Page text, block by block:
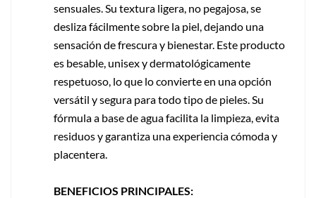
sensuales. Su textura ligera, no pegajosa, se
desliza fácilmente sobre la piel, dejando una
sensación de frescura y bienestar. Este producto
es besable, unisex y dermatológicamente
respetuoso, lo que lo convierte en una opción
versátil y segura para todo tipo de pieles. Su
fórmula a base de agua facilita la limpieza, evita
residuos y garantiza una experiencia cómoda y
placentera.
BENEFICIOS PRINCIPALES: